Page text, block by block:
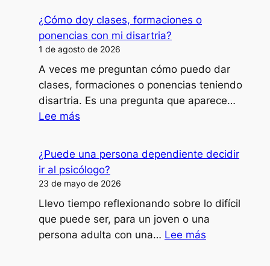
¿Cómo doy clases, formaciones o
ponencias con mi disartria?
1 de agosto de 2026
A veces me preguntan cómo puedo dar
clases, formaciones o ponencias teniendo
disartria. Es una pregunta que aparece…
Lee más
clases,
formaciones
ponencias
con
mi
¿Puede una persona dependiente decidir
ir al psicólogo?
23 de mayo de 2026
Llevo tiempo reflexionando sobre lo difícil
que puede ser, para un joven o una
persona adulta con una… Lee más